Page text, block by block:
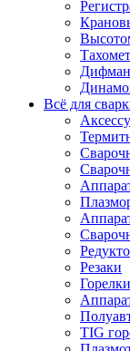
Всё для
Резаки
TIG